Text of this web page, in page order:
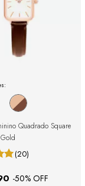
Quadrado Square
(20)
-50% OFF